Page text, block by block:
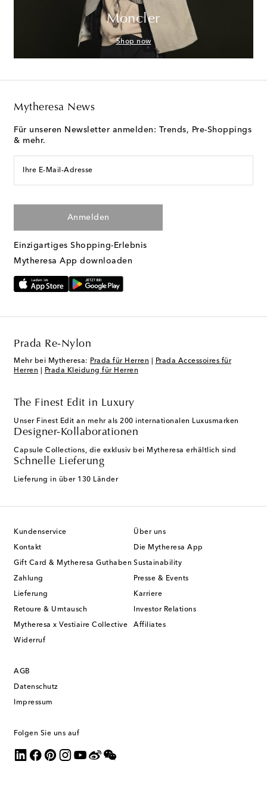
Moncler
Shop now
Mytheresa News
Für unseren Newsletter anmelden: Trends, Pre-Shoppings
& mehr.
Ihre E-Mail-Adresse
Anmelden
Einzigartiges Shopping-Erlebnis
Mytheresa App downloaden
Prada Re-Nylon
Mehr bei Mytheresa: Prada für Herren
Prada Accessoires für
Herren
Prada Kleidung für Herren
The Finest Edit in Luxury
Unser Finest Edit an mehr als 200 internationalen Luxusmarken
Designer-Kollaborationen
Capsule Collections, die exklusiv bei Mytheresa erhältlich sind
Schnelle Lieferung
Lieferung in über 130 Länder
Kundenservice
Kontakt
Gift Card & Mytheresa Guthaben
Zahlung
Lieferung
Retoure & Umtausch
Mytheresa x Vestiaire Collective
Widerruf
Über uns
Die Mytheresa App
Sustainability
Presse & Events
Karriere
Investor Relations
Affiliates
AGB
Datenschutz
Impressum
Folgen Sie uns auf